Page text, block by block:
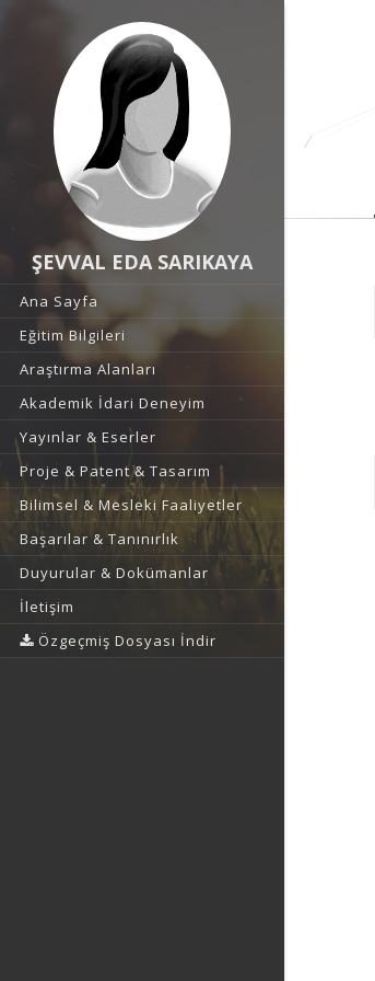
ŞEVVAL EDA SARIKAYA
Ana Sayfa
Eğitim Bilgileri
Araştırma Alanları
Akademik İdari Deneyim
Yayınlar & Eserler
Proje & Patent & Tasarım
Bilimsel & Mesleki Faaliyetler
Başarılar & Tanınırlık
Duyurular & Dokümanlar
İletişim
Özgeçmiş Dosyası İndir